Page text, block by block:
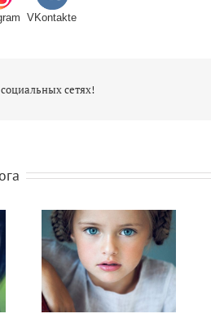
VKontakte
сетях!